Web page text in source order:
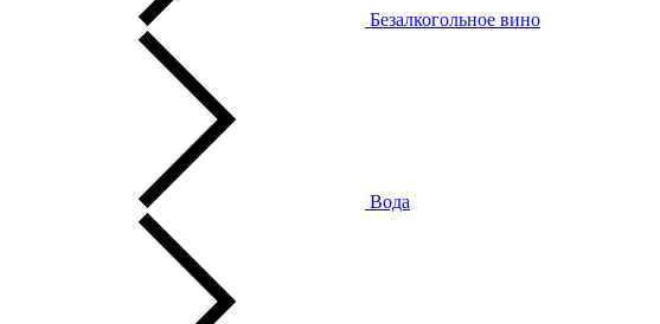
Безалкогольное вино
Вода